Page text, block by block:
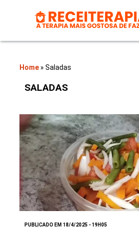
Doces e Sobremesas
Massas
Lanches
Bolos
Pães
Home » Saladas
SALADAS
PUBLICADO EM 18/4/2025 - 19H05